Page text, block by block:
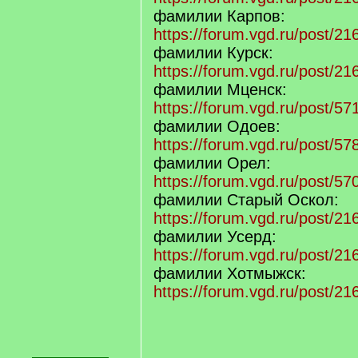
фамилии Карпов:
https://forum.vgd.ru/post/
фамилии Курск:
https://forum.vgd.ru/post/
фамилии Мценск:
https://forum.vgd.ru/post/
фамилии Одоев:
https://forum.vgd.ru/post/
фамилии Орел:
https://forum.vgd.ru/post/
фамилии Старый Оскол:
https://forum.vgd.ru/post/
фамилии Усерд:
https://forum.vgd.ru/post/
фамилии Хотмыжск:
https://forum.vgd.ru/post/